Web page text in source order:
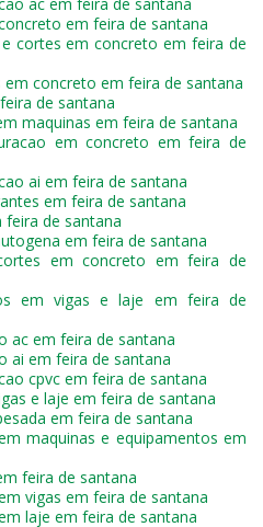
em feira de santana
cortes em concreto em feira de
em concreto em feira de santana
de santana
maquinas em feira de santana
em concreto em feira de
ai em feira de santana
em feira de santana
de santana
em feira de santana
em concreto em feira de
em vigas e laje em feira de
ac em feira de santana
ai em feira de santana
cpvc em feira de santana
e laje em feira de santana
em feira de santana
maquinas e equipamentos em
feira de santana
vigas em feira de santana
laje em feira de santana